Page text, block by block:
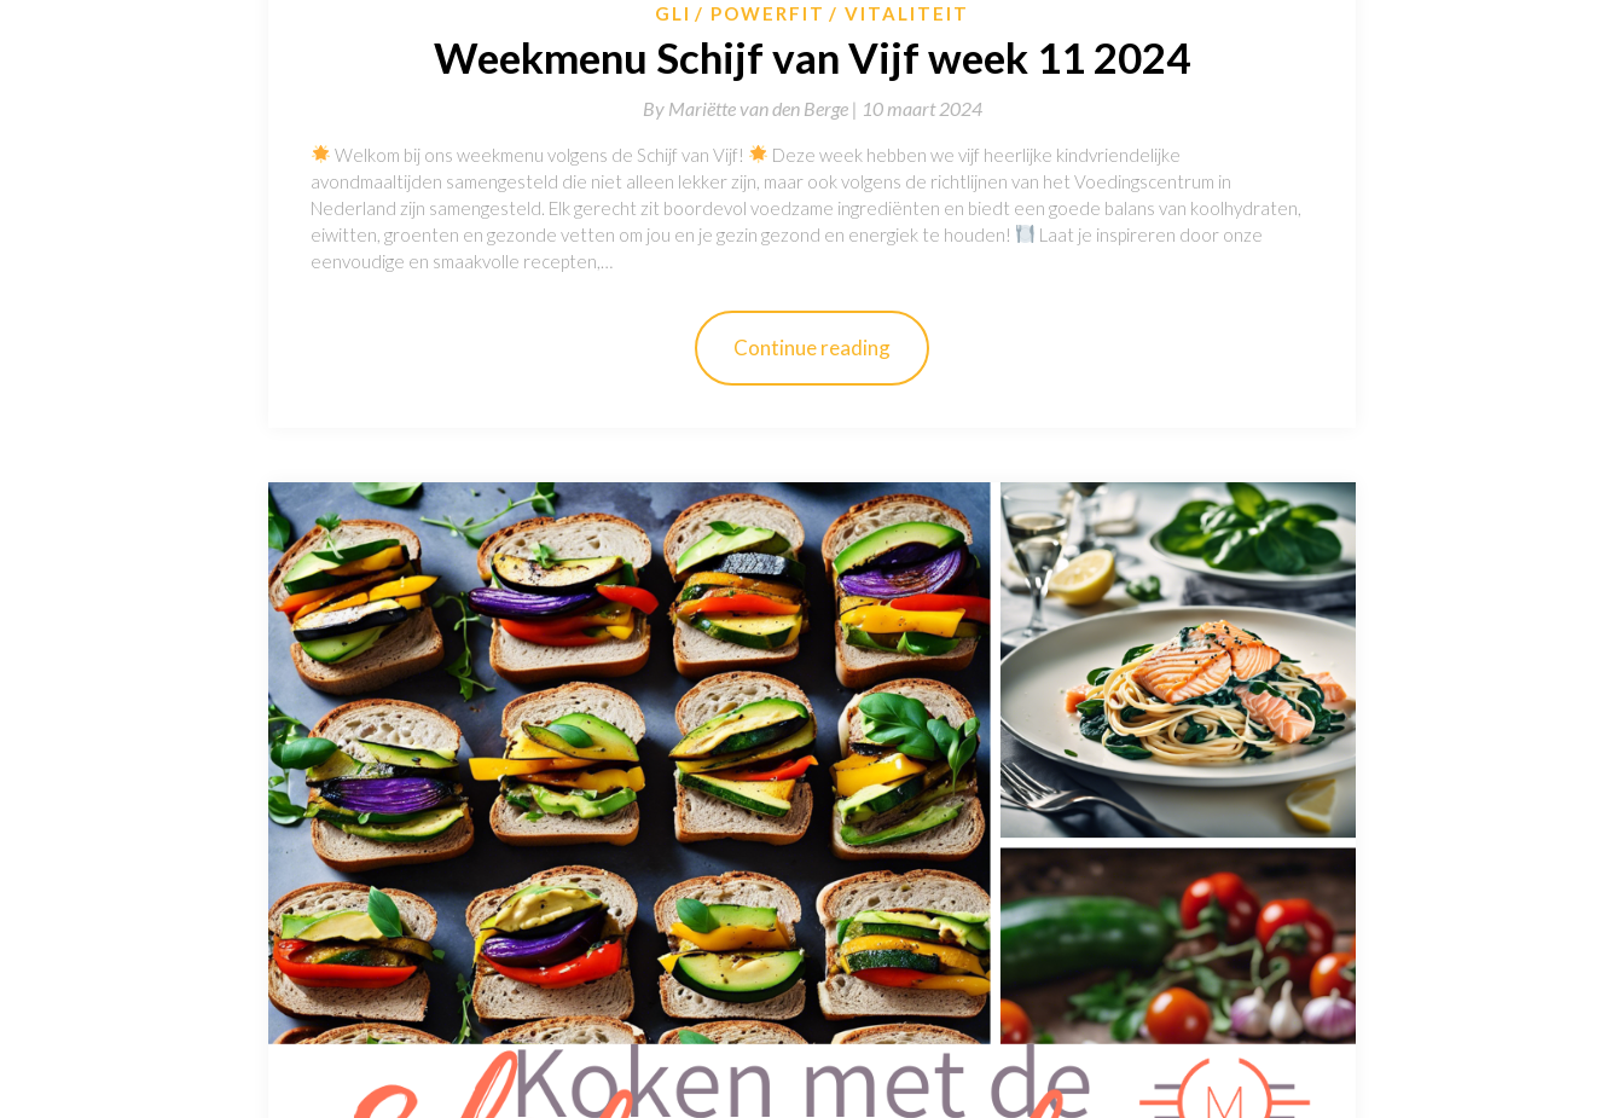
GLI POWERFIT VITALITEIT
Weekmenu Schijf van Vijf week 11 2024
By Mariëtte van den Berge | 10 maart 2024
Welkom bij ons weekmenu volgens de Schijf van Vijf!
Deze week hebben we vijf heerlijke kindvriendelijke
avondmaaltijden samengesteld die niet alleen lekker zijn, maar ook volgens de richtlijnen van het Voedingscentrum in
Nederland zijn samengesteld. Elk gerecht zit boordevol voedzame ingrediënten en biedt een goede balans van koolhydraten,
eiwitten, groenten en gezonde vetten om jou en je gezin gezond en energiek te houden!
Laat je inspireren door onze
eenvoudige en smaakvolle recepten,…
Continue reading